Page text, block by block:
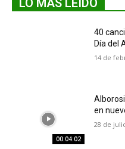
LO MÁS LEIDO
40
Día del
14 de
00:04:02
en
28 de